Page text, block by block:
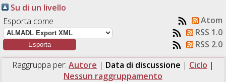
Su di un livello
Esporta come
Atom
RSS 1.0
RSS 2.0
Raggruppa per: Autore | Data di discussione | Ciclo |
Nessun raggruppamento